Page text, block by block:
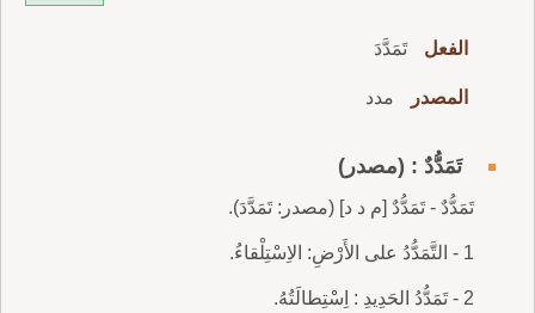
الفعل تَمَدَّدَ
المصدر مدد
تَمَدُّدٌ : (مصدر)
تَمَدُّدٌ - تَمَدُّدٌ [م د د] (مصدر: تَمَدَّدَ).
1 - التَّمَدُّدُ على الأَرْضِ: الاِسْتِلْقاءُ.
2 - تَمَدُّدُ الحَدِيدِ : اِسْتِطالَتُهُ.